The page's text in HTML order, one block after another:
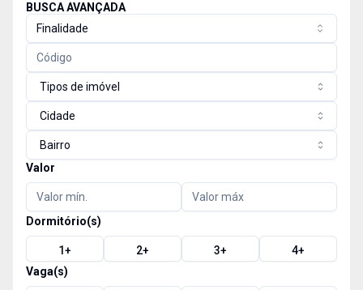
BUSCA AVANÇADA
Finalidade
Tipos de imóvel
Cidade
Bairro
Valor
Dormitório(s)
1+ 2+ 3+ 4+
Vaga(s)